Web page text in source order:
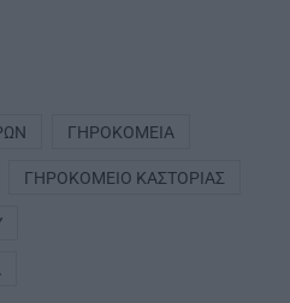
ΓΗΡΟΚΟΜΕΊΑ
ΓΗΡΟΚΟΜΕΊΟ ΚΑΣΤΟΡΙΆΣ